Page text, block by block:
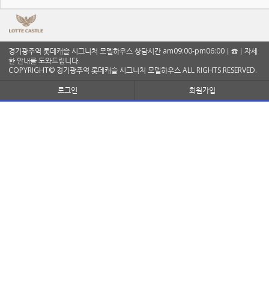
경기광주역 롯데캐슬 시그니처 모델하우스 상담시간 am09:00-pm06:00ㅣ☎ㅣ자세
한 안내를 도와드립니다.
COPYRIGHT© 경기광주역 롯데캐슬 시그니처 모델하우스 ALL RIGHTS RESERVED.
로그인
회원가입